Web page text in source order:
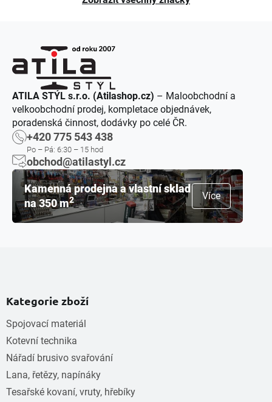
ATILA STÝL s.r.o. (Atilashop.cz) – Maloobchodní a
velkoobchodní prodej, kompletace objednávek,
poradenská činnost, dodávky po celé ČR.
+420 775 543 438
Po – Pá: 6:30 – 15 hod
obchod@atilastyl.cz
Kamenná prodejna a vlastní sklad
na 350 m2 Více
Kategorie zboží
Spojovací materiál
Kotevní technika
Nářadí brusivo svařování
Lana, řetězy, napínáky
Tesařské kovaní, vruty, hřebíky